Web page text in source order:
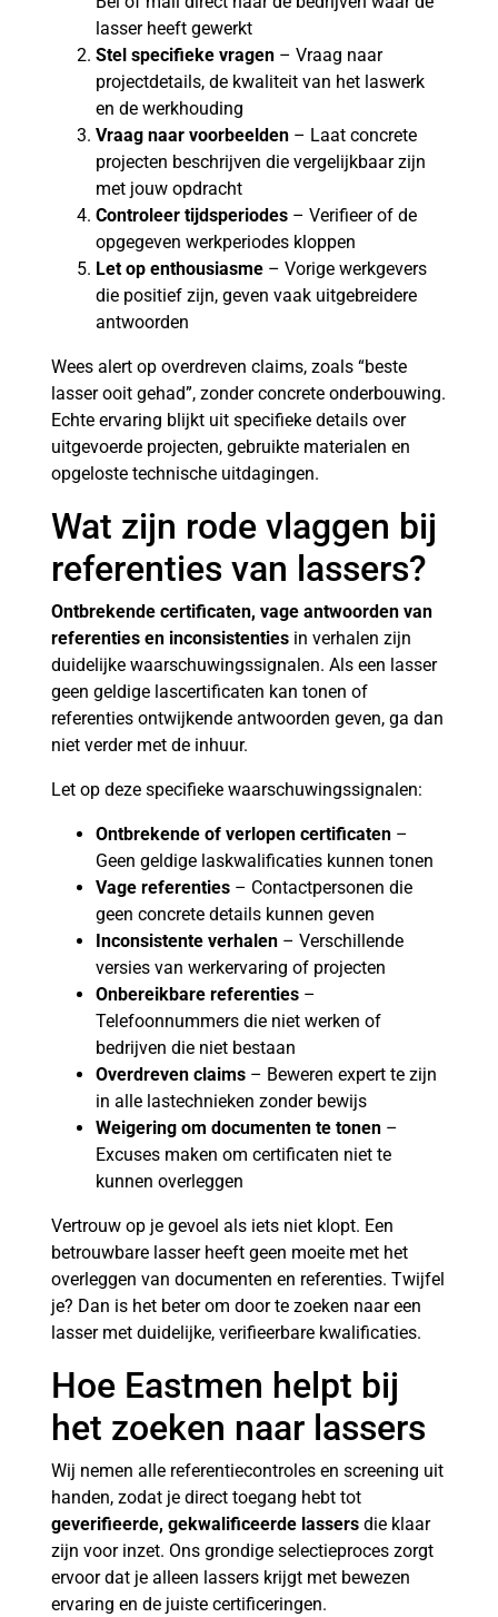
lasser heeft gewerkt
Stel specifieke vragen – Vraag naar
projectdetails, de kwaliteit van het laswerk
en de werkhouding
Vraag naar voorbeelden – Laat concrete
projecten beschrijven die vergelijkbaar zijn
met jouw opdracht
Controleer tijdsperiodes – Verifieer of de
opgegeven werkperiodes kloppen
Let op enthousiasme – Vorige werkgevers
die positief zijn, geven vaak uitgebreidere
antwoorden
Wees alert op overdreven claims, zoals “beste
lasser ooit gehad”, zonder concrete onderbouwing.
Echte ervaring blijkt uit specifieke details over
uitgevoerde projecten, gebruikte materialen en
opgeloste technische uitdagingen.
Wat zijn rode vlaggen bij
referenties van lassers?
Ontbrekende certificaten, vage antwoorden van
referenties en inconsistenties in verhalen zijn
duidelijke waarschuwingssignalen. Als een lasser
geen geldige lascertificaten kan tonen of
referenties ontwijkende antwoorden geven, ga dan
niet verder met de inhuur.
Let op deze specifieke waarschuwingssignalen:
Ontbrekende of verlopen certificaten –
Geen geldige laskwalificaties kunnen tonen
Vage referenties – Contactpersonen die
geen concrete details kunnen geven
Inconsistente verhalen – Verschillende
versies van werkervaring of projecten
Onbereikbare referenties –
Telefoonnummers die niet werken of
bedrijven die niet bestaan
Overdreven claims – Beweren expert te zijn
in alle lastechnieken zonder bewijs
Weigering om documenten te tonen –
Excuses maken om certificaten niet te
kunnen overleggen
Vertrouw op je gevoel als iets niet klopt. Een
betrouwbare lasser heeft geen moeite met het
overleggen van documenten en referenties. Twijfel
je? Dan is het beter om door te zoeken naar een
lasser met duidelijke, verifieerbare kwalificaties.
Hoe Eastmen helpt bij
het zoeken naar lassers
Wij nemen alle referentiecontroles en screening uit
handen, zodat je direct toegang hebt tot
geverifieerde, gekwalificeerde lassers die klaar
zijn voor inzet. Ons grondige selectieproces zorgt
ervoor dat je alleen lassers krijgt met bewezen
ervaring en de juiste certificeringen.